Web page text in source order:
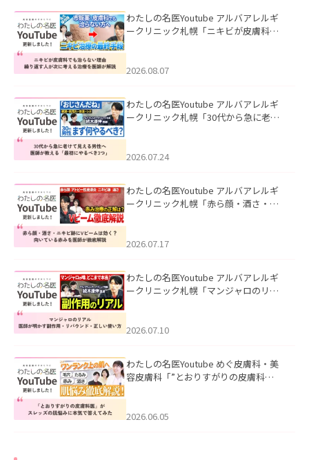
わたしの名医Youtube アルバアレルギ
ークリニック札幌「ニキビが皮膚科で
ました。
2026.08.07
わたしの名医Youtube アルバアレルギ
ークリニック札幌「30代から急に老け
た。
2026.07.24
わたしの名医Youtube アルバアレルギ
ークリニック札幌「赤ら顔・酒さ・ニ
した。
2026.07.17
わたしの名医Youtube アルバアレルギ
ークリニック札幌「マンジャロのリア
た。
2026.07.10
わたしの名医Youtube めぐ皮膚科・美
容皮膚科「”とおりすがりの皮膚科
2026.06.05